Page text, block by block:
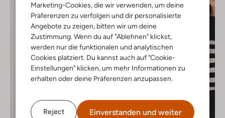
Marketing-Cookies, die wir verwenden, um deine
Präferenzen zu verfolgen und dir personalisierte
Angebote zu zeigen, bitten wir um deine
Zustimmung. Wenn du auf "Ablehnen" klickst,
werden nur die funktionalen und analytischen
Cookies platziert. Du kannst auch auf "Cookie-
Einstellungen" klicken, um mehr Informationen zu
erhalten oder deine Präferenzen anzupassen.
Reject Einverstanden und weiter